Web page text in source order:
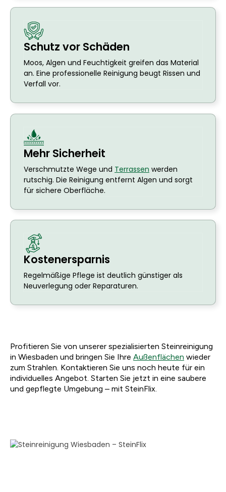
Schutz vor Schäden
Moos, Algen und Feuchtigkeit greifen das Material
an. Eine professionelle Reinigung beugt Rissen und
Verfall vor.
Mehr Sicherheit
Verschmutzte Wege und Terrassen werden
rutschig. Die Reinigung entfernt Algen und sorgt
für sichere Oberfläche.
Kostenersparnis
Regelmäßige Pflege ist deutlich günstiger als
Neuverlegung oder Reparaturen.
Profitieren Sie von unserer spezialisierten Steinreinigung
in Wiesbaden und bringen Sie Ihre Außenflächen wieder
zum Strahlen. Kontaktieren Sie uns noch heute für ein
individuelles Angebot. Starten Sie jetzt in eine saubere
und gepflegte Umgebung – mit SteinFlix.